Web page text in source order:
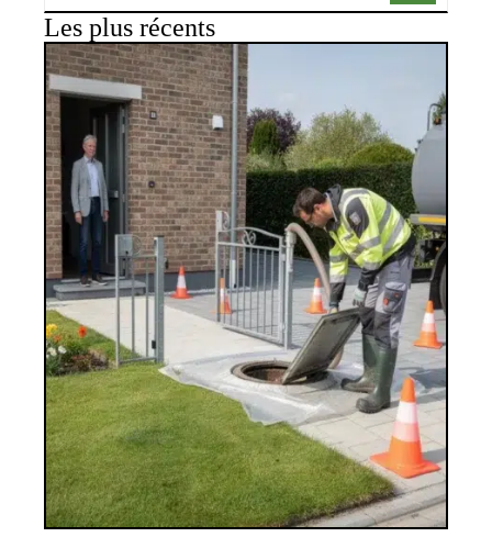
Les plus récents